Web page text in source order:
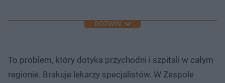
ROZWIŃ
To problem, który dotyka przychodni i szpitali w całym
regionie. Brakuje lekarzy specjalistów. W Zespole